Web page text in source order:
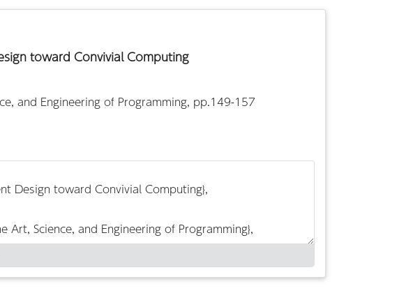
toward Convivial Computing
and Engineering of Programming, pp.149-157